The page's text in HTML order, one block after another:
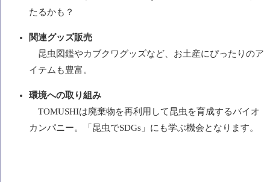
たるかも？
関連グッズ販売
昆虫図鑑やカブクワグッズなど、お土産にぴったりのア
イテムも豊富。
環境への取り組み
TOMUSHIは廃棄物を再利用して昆虫を育成するバイオ
カンパニー。「昆虫でSDGs」にも学ぶ機会となります。